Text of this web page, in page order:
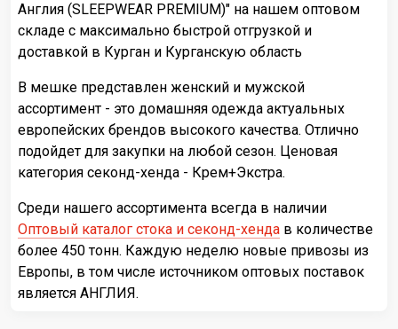
Англия (SLEEPWEAR PREMIUM)" на нашем оптовом
складе с максимально быстрой отгрузкой и
доставкой в Курган и Курганскую область
В мешке представлен женский и мужской
ассортимент - это домашняя одежда актуальных
европейских брендов высокого качества. Отлично
подойдет для закупки на любой сезон. Ценовая
категория секонд-хенда - Крем+Экстра.
Среди нашего ассортимента всегда в наличии
Оптовый каталог стока и секонд-хенда в количестве
более 450 тонн. Каждую неделю новые привозы из
Европы, в том числе источником оптовых поставок
является АНГЛИЯ.